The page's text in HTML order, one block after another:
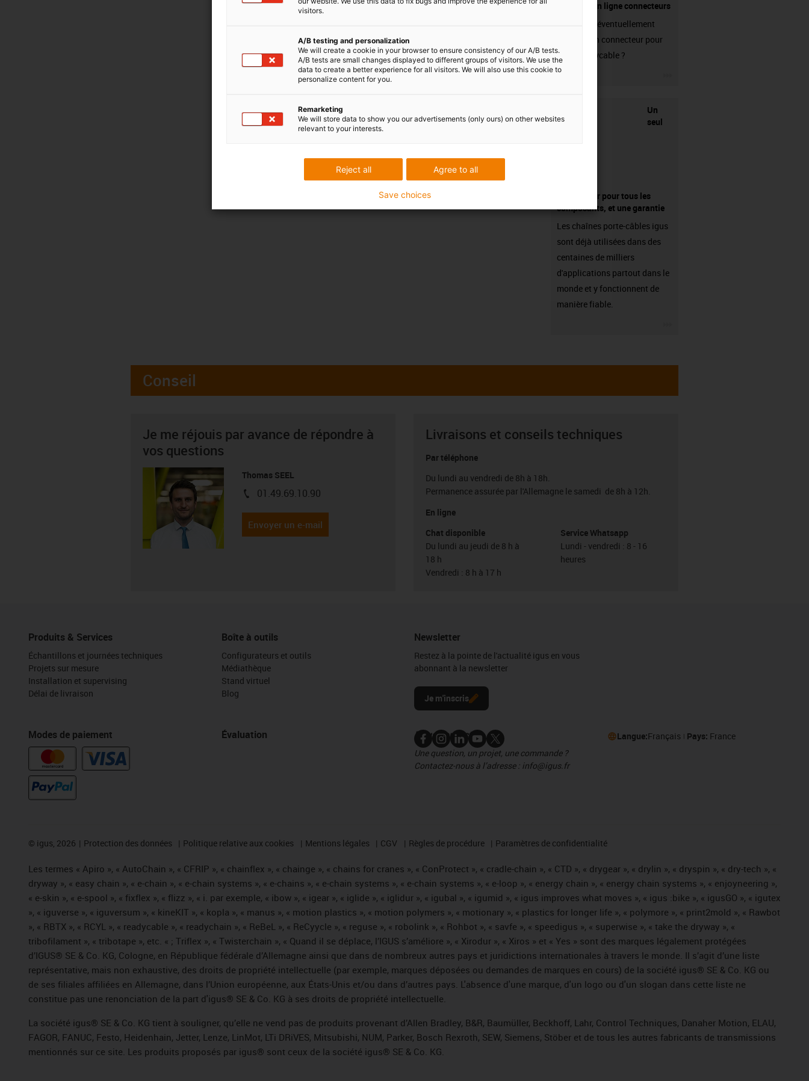
Boutique en ligne connecteurs
Avez-vous éventuellement
besoin d'un connecteur pour
votre readycable ?
Un
seul
fournisseur pour tous les
composants, et une garantie
Les chaînes porte-câbles igus
sont déjà utilisées dans des
centaines de milliers
d'applications partout dans le
monde et y fonctionnent de
manière fiable.
Conseil
Je me réjouis par avance de répondre à
vos questions
Thomas SEEL
igus-icon-phone
01.49.69.10.90
Envoyer un e-mail
Livraisons et conseils techniques
Par téléphone
Du lundi au vendredi de 8h à 18h.
Permanence assurée par l'Allemagne le samedi de 8h à 12h.
En ligne
Chat disponible
Du lundi au jeudi de 8 h à
18 h
Vendredi : 8 h à 17 h
Service Whatsapp
Lundi - vendredi : 8 - 16
heures
Produits & Services
Échantillons et journées techniques
Projets sur mesure
Installation et supervising
Délai de livraison
Modes de paiement
Boîte à outils
Configurateurs et outils
Médiathèque
Stand virtuel
Blog
Évaluation
Newsletter
Restez à la pointe de l'actualité igus en vous
abonnant à la newsletter
Je m'inscris
Nous contacter
Une question, un projet, une commande ?
Contactez-nous à l’adresse : info@igus.fr
Langue:Français Pays: France
© igus, 2026 Protection des données Politique relative aux cookies Mentions légales CGV Règles de procédure Paramètres de confidentialité
Les termes « Apiro », « AutoChain », « CFRIP », « chainflex », « chainge », « chains for cranes », « ConProtect », « cradle-chain », « CTD », « drygear », « drylin », « dryspin », « dry-tech », «
dryway », « easy chain », « e-chain », « e-chain systems », « e-chains », « e-chain systems », « e-chain systems », « e-loop », « energy chain », « energy chain systems », « enjoyneering »,
« e-skin », « e-spool », « fixflex », « flizz », « i. par exemple, « ibow », « igear », « iglide », « iglidur », « igubal », « igumid », « igus improves what moves », « igus :bike », « igusGO », « igutex
», « iguverse », « iguversum », « kineKIT », « kopla », « manus », « motion plastics », « motion polymers », « motionary », « plastics for longer life », « polymore », « print2mold », « Rawbot
», « RBTX », « RCYL », « readycable », « readychain », « ReBeL », « ReCyycle », « reguse », « robolink », « Rohbot », « savfe », « speedigus », « superwise », « take the dryway », «
tribofilament », « tribotape », etc. « ; Triflex », « Twisterchain », « Quand il se déplace, l’IGUS s’améliore », « Xirodur », « Xiros » et « Yes » sont des marques légalement protégées
d’IGUS® SE & Co. KG, Cologne, en République fédérale d’Allemagne ainsi que dans de nombreux autres pays et juridictions internationales à travers le monde. Il s’agit d’une liste
représentative, mais non exhaustive, des droits de propriété intellectuelle (par exemple, marques déposées ou demandes de marques en cours) de la société igus® SE & Co. KG ou
de ses filiales affiliées en Allemagne, dans l’Union européenne, aux États-Unis et/ou dans d’autres pays. L'absence d'une marque, d'un logo ou d'un slogan dans cette liste ne
constitue pas une renonciation de la part d'igus® SE & Co. KG à ses droits de propriété intellectuelle.
La société igus® SE & Co. KG tient à souligner, qu’elle ne vend pas de produits provenant d’Allen Bradley, B&R, Baumüller, Beckhoff, Lahr, Control Techniques, Danaher Motion, ELAU,
FAGOR, FANUC, Festo, Heidenhain, Jetter, Lenze, LinMot, LTi DRiVES, Mitsubishi, NUM, Parker, Bosch Rexroth, SEW, Siemens, Stöber et de tous les autres fabricants de transmissions
mentionnés sur ce site. Les produits proposés par igus® sont ceux de la société igus® SE & Co. KG.
visitors.
A/B testing and personalization
We will create a cookie in your browser to ensure consistency of our A/B tests.
A/B tests are small changes displayed to different groups of visitors. We use the
data to create a better experience for all visitors. We will also use this cookie to
personalize content for you.
Remarketing
We will store data to show you our advertisements (only ours) on other websites
relevant to your interests.
Agree to all
Reject all
Save choices